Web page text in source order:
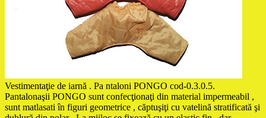
Vestimentaţie de iarnă . Pa ntaloni PONGO cod-0.3.0.5.
Pantalonaşii PONGO sunt confecţionaţi din material impermeabil ,
sunt matlasati în figuri geometrice , căptuşiţi cu vatelină stratificată şi